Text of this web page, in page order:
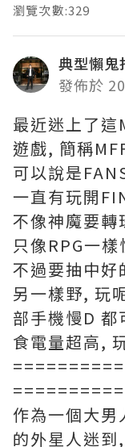
瀏覽次數:329
典型懶鬼
發佈於
最近迷上了
遊戲, 簡稱
可以說是
一直有玩開
不像神魔要轉
只像RPG一
不過要抽中好
另一樣野, 玩
部手機慢D 都
食電量超高,
作為一個大
的外星人迷